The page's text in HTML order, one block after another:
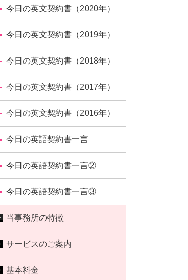
今日の英文契約書（2020年）
今日の英文契約書（2019年）
今日の英文契約書（2018年）
今日の英文契約書（2017年）
今日の英文契約書（2016年）
今日の英語契約書一言
今日の英語契約書一言②
今日の英語契約書一言③
当事務所の特徴
サービスのご案内
基本料金